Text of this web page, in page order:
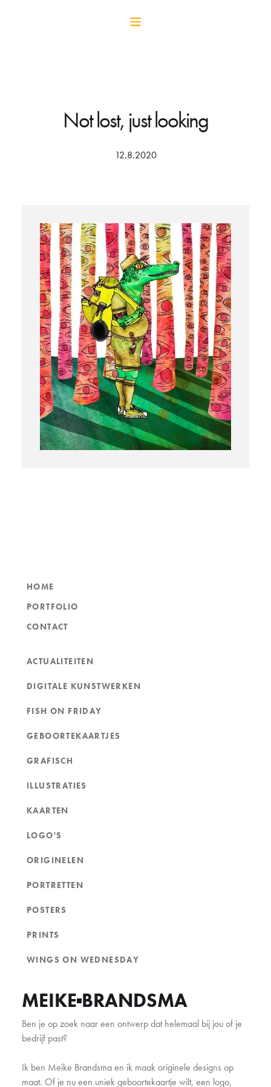
Not lost, just looking
12.8.2020
MEIKE BRANDSMA
Ben je op zoek naar een ontwerp dat helemaal bij jou of je
bedrijf past?
Ik ben Meike Brandsma en ik maak originele designs op
maat. Of je nu een uniek geboortekaartje wilt, een logo,
HOME
PORTFOLIO
CONTACT
ACTUALITEITEN
DIGITALE KUNSTWERKEN
FISH ON FRIDAY
GEBOORTEKAARTJES
GRAFISCH
ILLUSTRATIES
KAARTEN
LOGO'S
ORIGINELEN
PORTRETTEN
POSTERS
PRINTS
WINGS ON WEDNESDAY